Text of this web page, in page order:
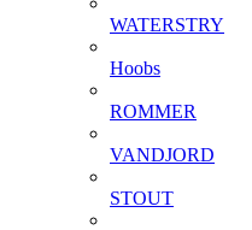
WATERSTRY
Hoobs
ROMMER
VANDJORD
STOUT